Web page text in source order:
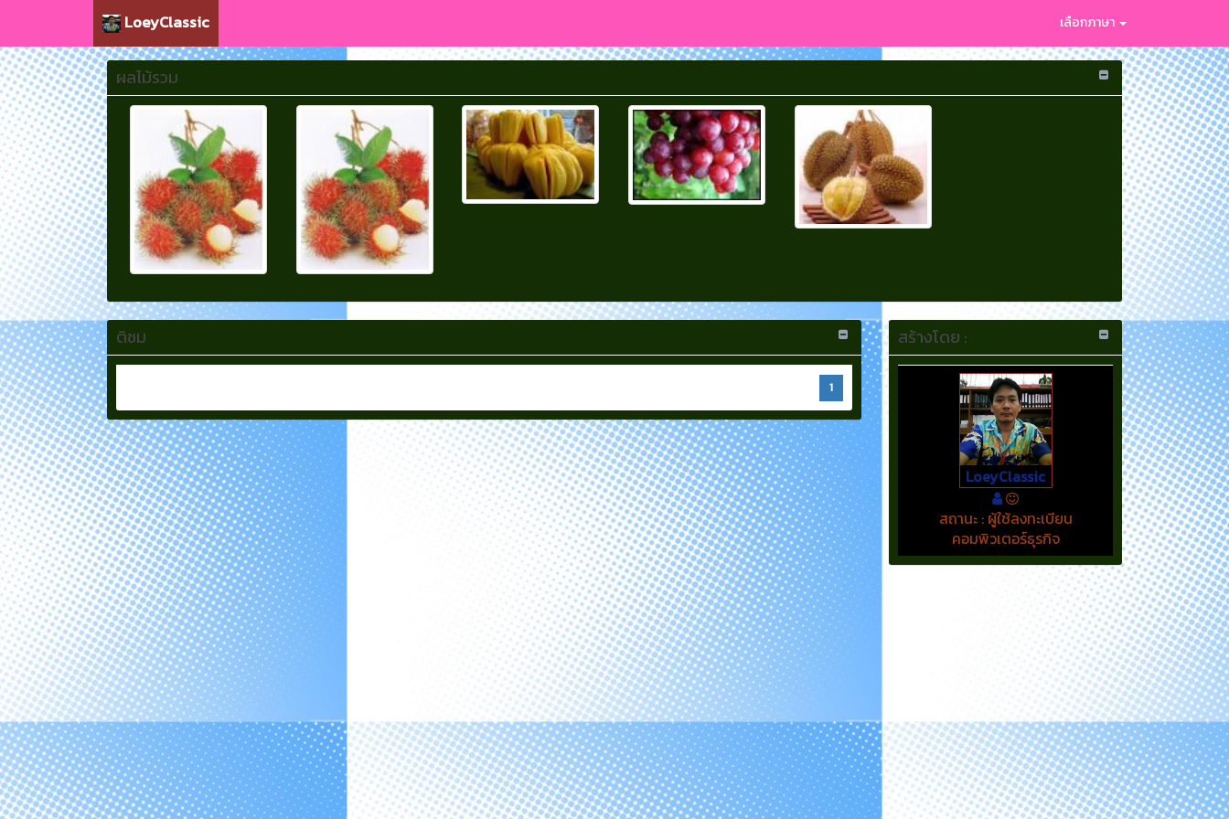
LoeyClassic เลือกภาษา
ผลไม้รวม
ติชม
1
สร้างโดย :
LoeyClassic
สถานะ : ผู้ใช้ลงทะเบียน
คอมพิวเตอร์ธุรกิจ